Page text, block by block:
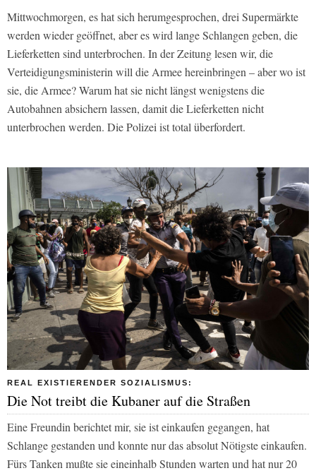
Mittwochmorgen, es hat sich herumgesprochen, drei Supermärkte
werden wieder geöffnet, aber es wird lange Schlangen geben, die
Lieferketten sind unterbrochen. In der Zeitung lesen wir, die
Verteidigungsministerin will die Armee hereinbringen – aber wo ist
sie, die Armee? Warum hat sie nicht längst wenigstens die
Autobahnen absichern lassen, damit die Lieferketten nicht
unterbrochen werden. Die Polizei ist total überfordert.
REAL EXISTIERENDER SOZIALISMUS:
Die Not treibt die Kubaner auf die Straßen
Eine Freundin berichtet mir, sie ist einkaufen gegangen, hat
Schlange gestanden und konnte nur das absolut Nötigste einkaufen.
Fürs Tanken mußte sie eineinhalb Stunden warten und hat nur 20